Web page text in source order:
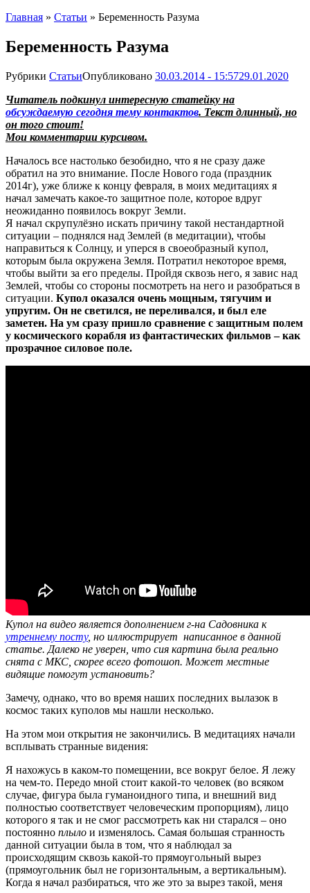
Главная » Статьи » Беременность Разума
Беременность Разума
Рубрики СтатьиОпубликовано 30.03.2014 - 15:5729.01.2020
Читатель подкинул интересную статейку на
обсуждаемую сегодня тему контактов. Текст длинный, но
он того стоит!
Мои комментарии курсивом.
Началось все настолько безобидно, что я не сразу даже
обратил на это внимание. После Нового года (праздник
2014г), уже ближе к концу февраля, в моих медитациях я
начал замечать какое-то защитное поле, которое вдруг
неожиданно появилось вокруг Земли.
Я начал скрупулёзно искать причину такой нестандартной
ситуации – поднялся над Землей (в медитации), чтобы
направиться к Солнцу, и уперся в своеобразный купол,
которым была окружена Земля. Потратил некоторое время,
чтобы выйти за его пределы. Пройдя сквозь него, я завис над
Землей, чтобы со стороны посмотреть на него и разобраться в
ситуации. Купол оказался очень мощным, тягучим и
упругим. Он не светился, не переливался, и был еле
заметен. На ум сразу пришло сравнение с защитным полем
у космического корабля из фантастических фильмов – как
прозрачное силовое поле.
Купол на видео является дополнением г-на Садовника к
утреннему посту, но иллюстрирует написанное в данной
статье. Далеко не уверен, что сия картина была реально
снята с МКС, скорее всего фотошоп. Может местные
видящие помогут установить?
Замечу, однако, что во время наших последних вылазок в
космос таких куполов мы нашли несколько.
На этом мои открытия не закончились. В медитациях начали
всплывать странные видения:
Я нахожусь в каком-то помещении, все вокруг белое. Я лежу
на чем-то. Передо мной стоит какой-то человек (во всяком
случае, фигура была гуманоидного типа, и внешний вид
полностью соответствует человеческим пропорциям), лицо
которого я так и не смог рассмотреть как ни старался – оно
постоянно плыло и изменялось. Самая большая странность
данной ситуации была в том, что я наблюдал за
происходящим сквозь какой-то прямоугольный вырез
(прямоугольник был не горизонтальным, а вертикальным).
Когда я начал разбираться, что же это за вырез такой, меня